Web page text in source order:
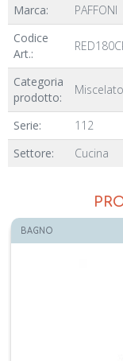
Marca:
PAFFONI
Codice
Art.:
Categoria
prodotto:
Serie:
112
Settore:
Cucina
BAGNO